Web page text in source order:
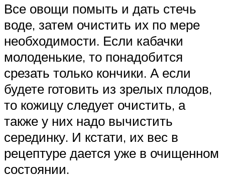
Все овощи помыть и дать стечь
воде, затем очистить их по мере
необходимости. Если кабачки
молоденькие, то понадобится
срезать только кончики. А если
будете готовить из зрелых плодов,
то кожицу следует очистить, а
также у них надо вычистить
серединку. И кстати, их вес в
рецептуре дается уже в очищенном
состоянии.